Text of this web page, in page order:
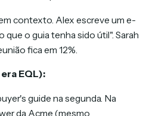
contexto. Alex escreve um e-
o guia tenha sido útil". Sarah
fica em 12%.
EQL):
guide na segunda. Na
da Acme (mesmo